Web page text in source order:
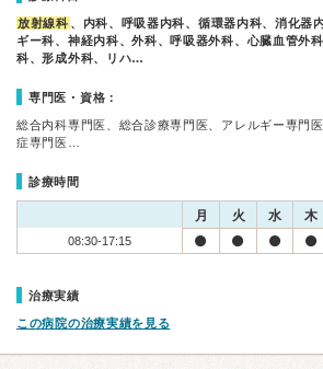
放射線科 、内科、呼吸器内科、循環器内科、消化器
ギー科、神経内科、外科、呼吸器外科、心臓血管外
科、形成外科、リハ…
専門医・資格：
総合内科専門医、総合診療専門医、アレルギー専門
症専門医…
診療時間
月 火 水 木
08:30-17:15
治療実績
この病院の治療実績を見る